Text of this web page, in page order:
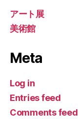
アート展
美術館
Meta
Log in
Entries feed
Comments feed